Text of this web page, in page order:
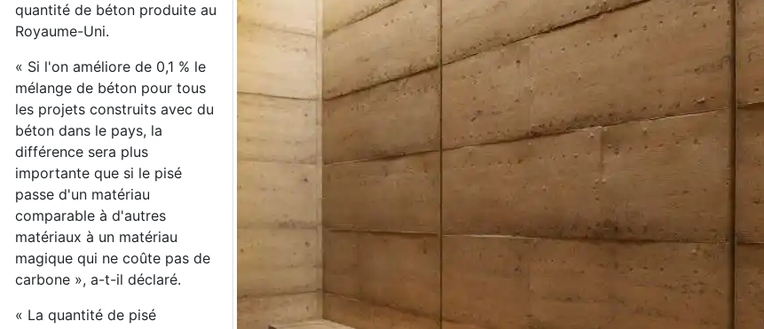
quantité de béton produite au
Royaume-Uni.
« Si l'on améliore de 0,1 % le
mélange de béton pour tous
les projets construits avec du
béton dans le pays, la
différence sera plus
importante que si le pisé
passe d'un matériau
comparable à d'autres
matériaux à un matériau
magique qui ne coûte pas de
carbone », a-t-il déclaré.
« La quantité de pisé